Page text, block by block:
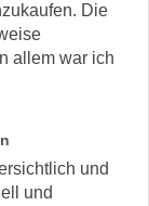
Die
allem war ich
und
und